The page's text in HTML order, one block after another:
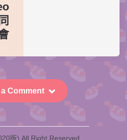
a Comment
版) All Right Reserved.